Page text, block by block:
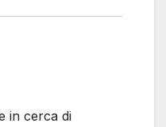
in cerca di